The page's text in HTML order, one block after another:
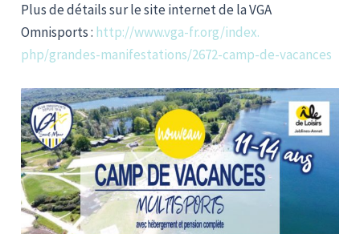
Plus de détails sur le site internet de la VGA
Omnisports : http://www.vga-fr.org/index.
php/grandes-manifestations/2672-camp-de-vacances